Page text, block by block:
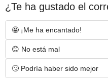
¿Te ha gustado el
🤩 ¡Me ha encantado!
😊 No está mal
🙄 Podría haber sido mejor